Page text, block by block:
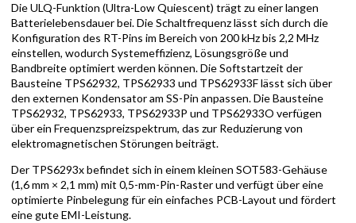
Die ULQ-Funktion (Ultra-Low Quiescent) trägt zu einer langen
Batterielebensdauer bei. Die Schaltfrequenz lässt sich durch die
Konfiguration des RT-Pins im Bereich von 200 kHz bis 2,2 MHz
einstellen, wodurch Systemeffizienz, Lösungsgröße und
Bandbreite optimiert werden können. Die Softstartzeit der
Bausteine TPS62932, TPS62933 und TPS62933F lässt sich über
den externen Kondensator am SS-Pin anpassen. Die Bausteine
TPS62932, TPS62933, TPS62933P und TPS62933O verfügen
über ein Frequenzspreizspektrum, das zur Reduzierung von
elektromagnetischen Störungen beiträgt.
Der TPS6293x befindet sich in einem kleinen SOT583-Gehäuse
(1,6 mm × 2,1 mm) mit 0,5-mm-Pin-Raster und verfügt über eine
optimierte Pinbelegung für ein einfaches PCB-Layout und fördert
eine gute EMI-Leistung.